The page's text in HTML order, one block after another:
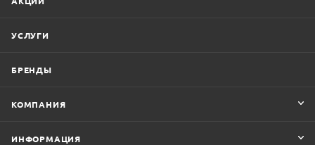
УСЛУГИ
БРЕНДЫ
КОМПАНИЯ
ИНФОРМАЦИЯ